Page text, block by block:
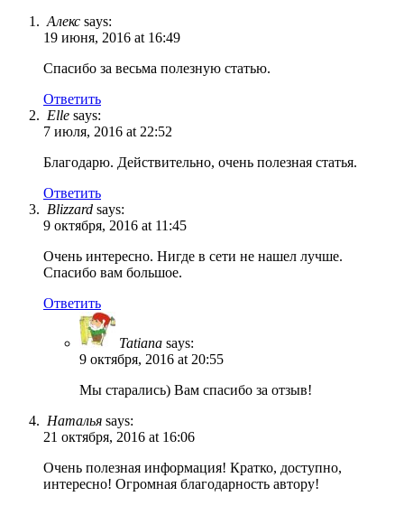
Алекс says:
19 июня, 2016 at 16:49
Спасибо за весьма полезную статью.
Ответить
Elle says:
7 июля, 2016 at 22:52
Благодарю. Действительно, очень полезная статья.
Ответить
Blizzard says:
9 октября, 2016 at 11:45
Очень интересно. Нигде в сети не нашел лучше.
Спасибо вам большое.
Ответить
Tatiana says:
9 октября, 2016 at 20:55
Мы старались) Вам спасибо за отзыв!
Наталья says:
21 октября, 2016 at 16:06
Очень полезная информация! Кратко, доступно,
интересно! Огромная благодарность автору!